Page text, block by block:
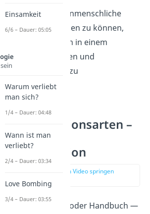
positive zwischenmenschliche
aufbauen zu können,
du versuchen in einem
respektvollen und
Ton zu
Kommunikationsarten –
Schriftliche
Kommunikation
zur Stelle im Video springen
(03:12)
ob E-Mail, Brief oder Handbuch —
Einsamkeit
6/6 – Dauer: 05:05
Warum verliebt
man sich?
1/4 – Dauer: 04:48
Wann ist man
verliebt?
2/4 – Dauer: 03:34
Love Bombing
3/4 – Dauer: 03:55